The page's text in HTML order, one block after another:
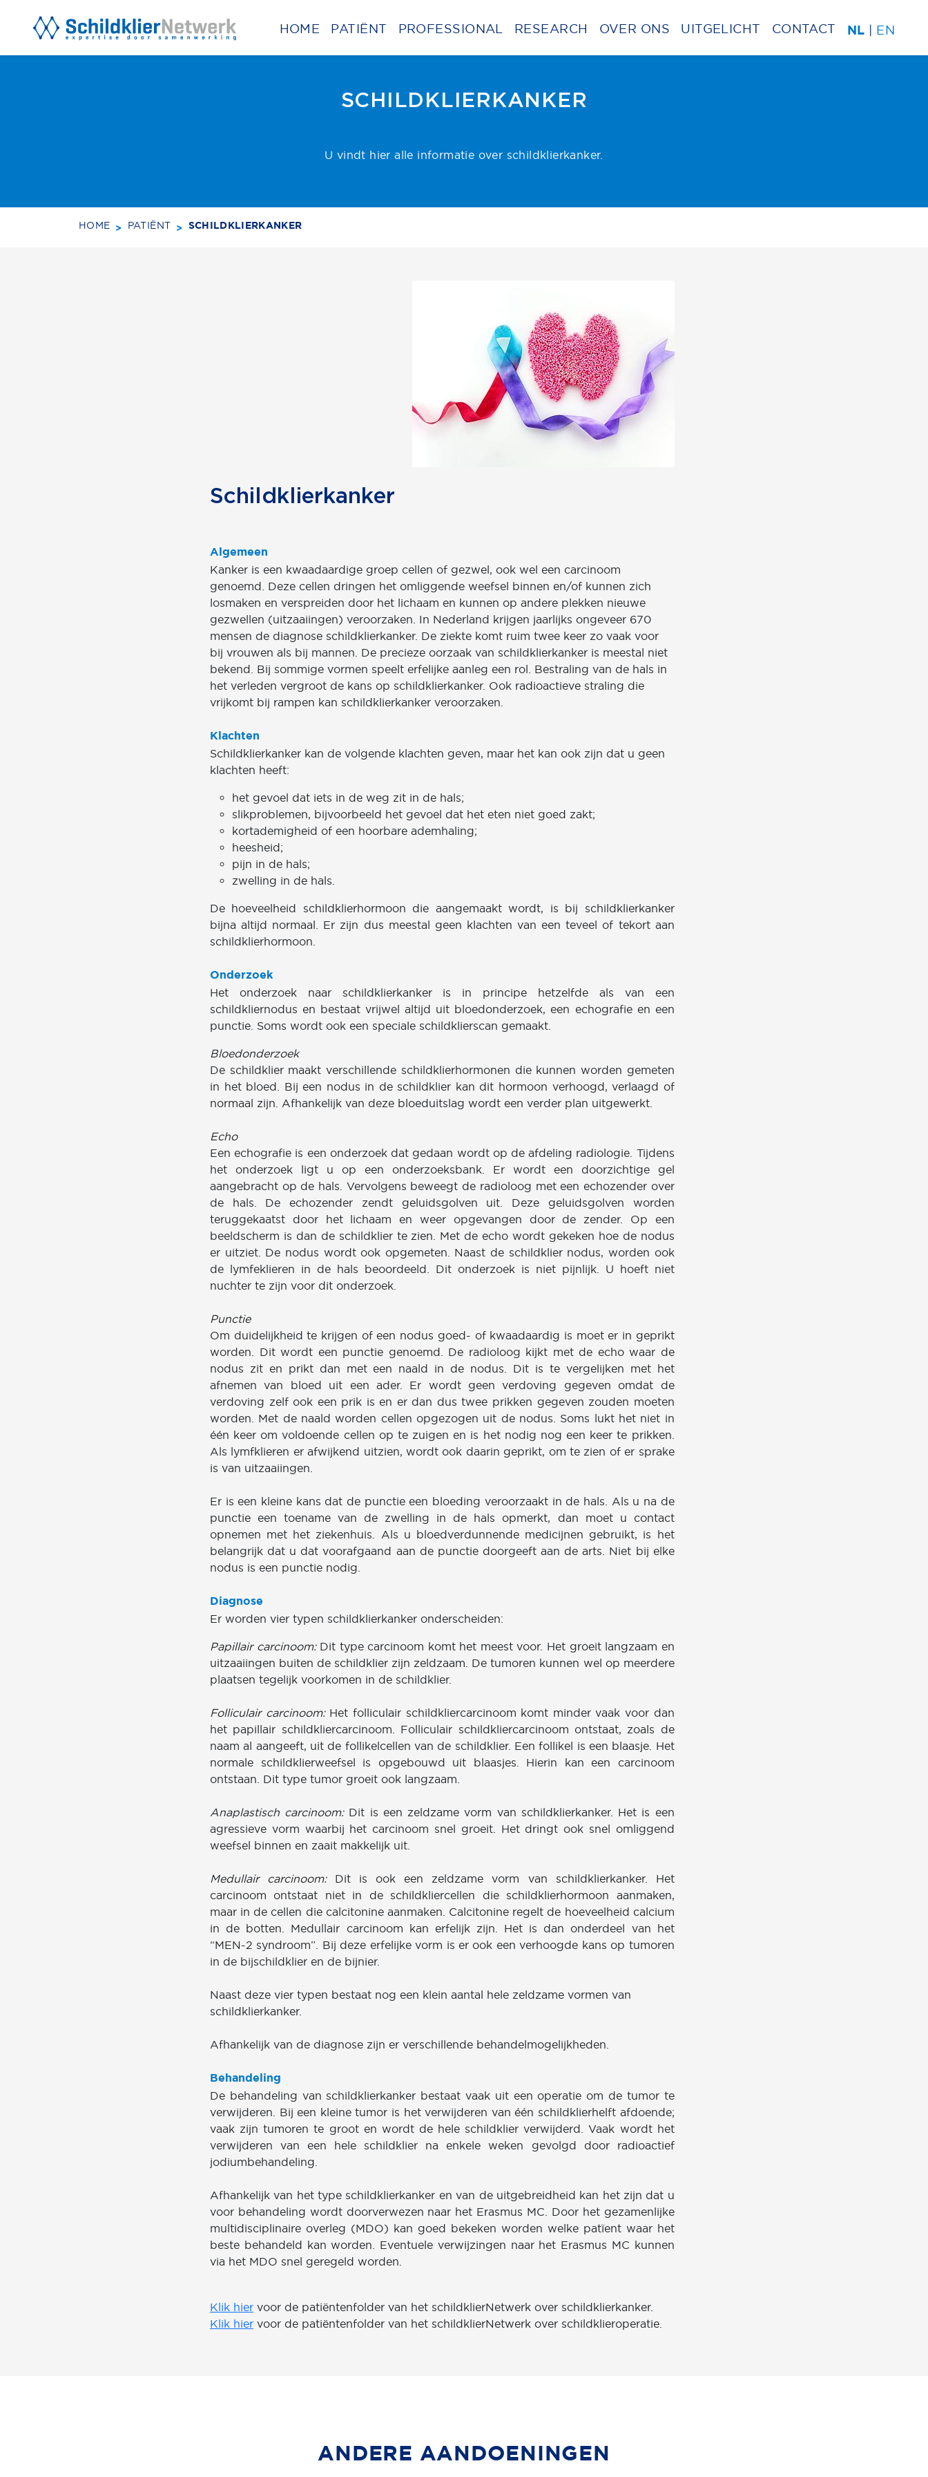
HOME PATIËNT PROFESSIONAL RESEARCH OVER ONS UITGELICHT CONTACT NL EN
SCHILDKLIERKANKER
U vindt hier alle informatie over schildklierkanker.
HOME PATIËNT SCHILDKLIERKANKER
Schildklierkanker
Algemeen
Kanker is een kwaadaardige groep cellen of gezwel, ook wel een carcinoom
genoemd. Deze cellen dringen het omliggende weefsel binnen en/of kunnen zich
losmaken en verspreiden door het lichaam en kunnen op andere plekken nieuwe
gezwellen (uitzaaiingen) veroorzaken. In Nederland krijgen jaarlijks ongeveer 670
mensen de diagnose schildklierkanker. De ziekte komt ruim twee keer zo vaak voor
bij vrouwen als bij mannen. De precieze oorzaak van schildklierkanker is meestal niet
bekend. Bij sommige vormen speelt erfelijke aanleg een rol. Bestraling van de hals in
het verleden vergroot de kans op schildklierkanker. Ook radioactieve straling die
vrijkomt bij rampen kan schildklierkanker veroorzaken.
Klachten
Schildklierkanker kan de volgende klachten geven, maar het kan ook zijn dat u geen
klachten heeft:
het gevoel dat iets in de weg zit in de hals;
slikproblemen, bijvoorbeeld het gevoel dat het eten niet goed zakt;
kortademigheid of een hoorbare ademhaling;
heesheid;
pijn in de hals;
zwelling in de hals.
De hoeveelheid schildklierhormoon die aangemaakt wordt, is bij schildklierkanker
bijna altijd normaal. Er zijn dus meestal geen klachten van een teveel of tekort aan
schildklierhormoon.
Onderzoek
Het onderzoek naar schildklierkanker is in principe hetzelfde als van een
schildkliernodus en bestaat vrijwel altijd uit bloedonderzoek, een echografie en een
punctie. Soms wordt ook een speciale schildklierscan gemaakt.
Bloedonderzoek
De schildklier maakt verschillende schildklierhormonen die kunnen worden gemeten
in het bloed. Bij een nodus in de schildklier kan dit hormoon verhoogd, verlaagd of
normaal zijn. Afhankelijk van deze bloeduitslag wordt een verder plan uitgewerkt.
Echo
Een echografie is een onderzoek dat gedaan wordt op de afdeling radiologie. Tijdens
het onderzoek ligt u op een onderzoeksbank. Er wordt een doorzichtige gel
aangebracht op de hals. Vervolgens beweegt de radioloog met een echozender over
de hals. De echozender zendt geluidsgolven uit. Deze geluidsgolven worden
teruggekaatst door het lichaam en weer opgevangen door de zender. Op een
beeldscherm is dan de schildklier te zien. Met de echo wordt gekeken hoe de nodus
er uitziet. De nodus wordt ook opgemeten. Naast de schildklier nodus, worden ook
de lymfeklieren in de hals beoordeeld. Dit onderzoek is niet pijnlijk. U hoeft niet
nuchter te zijn voor dit onderzoek.
Punctie
Om duidelijkheid te krijgen of een nodus goed- of kwaadaardig is moet er in geprikt
worden. Dit wordt een punctie genoemd. De radioloog kijkt met de echo waar de
nodus zit en prikt dan met een naald in de nodus. Dit is te vergelijken met het
afnemen van bloed uit een ader. Er wordt geen verdoving gegeven omdat de
verdoving zelf ook een prik is en er dan dus twee prikken gegeven zouden moeten
worden. Met de naald worden cellen opgezogen uit de nodus. Soms lukt het niet in
één keer om voldoende cellen op te zuigen en is het nodig nog een keer te prikken.
Als lymfklieren er afwijkend uitzien, wordt ook daarin geprikt, om te zien of er sprake
is van uitzaaiingen.
Er is een kleine kans dat de punctie een bloeding veroorzaakt in de hals. Als u na de
punctie een toename van de zwelling in de hals opmerkt, dan moet u contact
opnemen met het ziekenhuis. Als u bloedverdunnende medicijnen gebruikt, is het
belangrijk dat u dat voorafgaand aan de punctie doorgeeft aan de arts. Niet bij elke
nodus is een punctie nodig.
Diagnose
Er worden vier typen schildklierkanker onderscheiden:
Papillair carcinoom:Dit type carcinoom komt het meest voor. Het groeit langzaam en
uitzaaiingen buiten de schildklier zijn zeldzaam. De tumoren kunnen wel op meerdere
plaatsen tegelijk voorkomen in de schildklier.
Folliculair carcinoom:Het folliculair schildkliercarcinoom komt minder vaak voor dan
het papillair schildkliercarcinoom. Folliculair schildkliercarcinoom ontstaat, zoals de
naam al aangeeft, uit de follikelcellen van de schildklier. Een follikel is een blaasje. Het
normale schildklierweefsel is opgebouwd uit blaasjes. Hierin kan een carcinoom
ontstaan. Dit type tumor groeit ook langzaam.
Anaplastisch carcinoom:Dit is een zeldzame vorm van schildklierkanker. Het is een
agressieve vorm waarbij het carcinoom snel groeit. Het dringt ook snel omliggend
weefsel binnen en zaait makkelijk uit.
Medullair carcinoom:Dit is ook een zeldzame vorm van schildklierkanker. Het
carcinoom ontstaat niet in de schildkliercellen die schildklierhormoon aanmaken,
maar in de cellen die calcitonine aanmaken. Calcitonine regelt de hoeveelheid calcium
in de botten. Medullair carcinoom kan erfelijk zijn. Het is dan onderdeel van het
“MEN-2 syndroom”. Bij deze erfelijke vorm is er ook een verhoogde kans op tumoren
in de bijschildklier en de bijnier.
Naast deze vier typen bestaat nog een klein aantal hele zeldzame vormen van
schildklierkanker.
Afhankelijk van de diagnose zijn er verschillende behandelmogelijkheden.
Behandeling
De behandeling van schildklierkanker bestaat vaak uit een operatie om de tumor te
verwijderen. Bij een kleine tumor is het verwijderen van één schildklierhelft afdoende;
vaak zijn tumoren te groot en wordt de hele schildklier verwijderd. Vaak wordt het
verwijderen van een hele schildklier na enkele weken gevolgd door radioactief
jodiumbehandeling.
Afhankelijk van het type schildklierkanker en van de uitgebreidheid kan het zijn dat u
voor behandeling wordt doorverwezen naar het Erasmus MC. Door het gezamenlijke
multidisciplinaire overleg (MDO) kan goed bekeken worden welke patïent waar het
beste behandeld kan worden. Eventuele verwijzingen naar het Erasmus MC kunnen
via het MDO snel geregeld worden.
Klik hier voor de patiëntenfolder van het schildklierNetwerk over schildklierkanker.
Klik hier voor de patiëntenfolder van het schildklierNetwerk over schildklieroperatie.
ANDERE AANDOENINGEN